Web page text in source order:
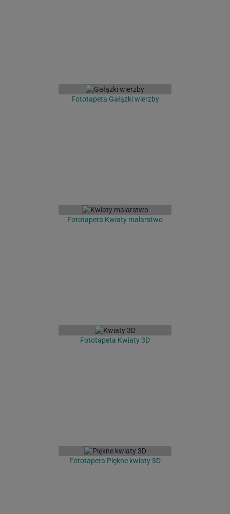
Fototapeta Gałązki wierzby
Fototapeta Kwiaty malarstwo
Fototapeta Kwiaty 3D
Fototapeta Piękne kwiaty 3D